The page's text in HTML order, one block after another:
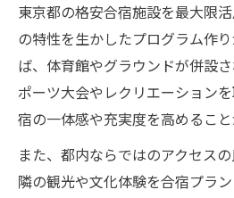
東京都の格安合宿施設を最大限
の特性を生かしたプログラム作
ば、体育館やグラウンドが併設
ポーツ大会やレクリエーション
宿の一体感や充実度を高めること
また、都内ならではのアクセス
隣の観光や文化体験を合宿プラ